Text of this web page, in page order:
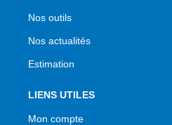
Nos outils
Nos actualités
Estimation
LIENS UTILES
Mon compte